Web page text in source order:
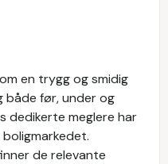
en trygg og smidig
både før, under og
dedikerte meglere har
de relevante